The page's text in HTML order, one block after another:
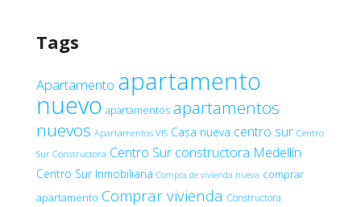
Tags
Apartamento apartamento
nuevo apartamentos apartamentos
nuevos Apartamentos VIS Casa nueva centro sur Centro
Sur Constructora Centro Sur constructora Medellín
Centro Sur Inmobiliaria Compra de vivienda nueva comprar
apartamento Comprar vivienda Constructora